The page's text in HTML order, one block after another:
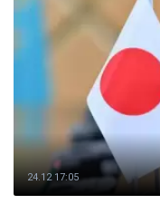
24.12 17:05